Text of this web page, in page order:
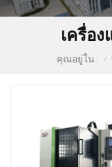
เครื่อ
คุณอยู่ใน : /